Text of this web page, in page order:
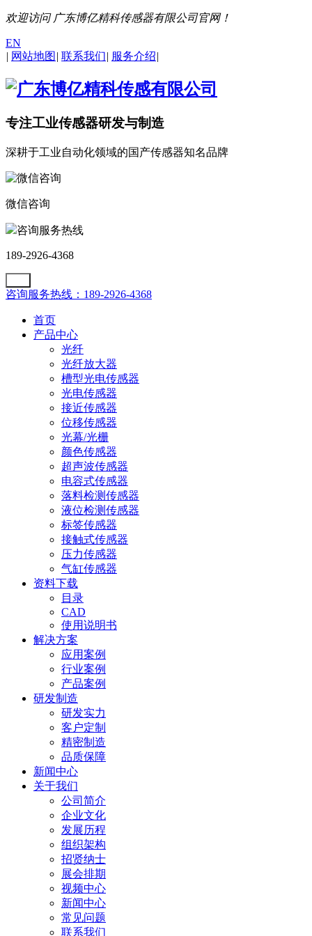
欢迎访问 广东博亿精科传感器有限公司官网！
EN
| 网站地图 | 联系我们| 服务介绍|
专注工业传感器研发与制造
深耕于工业自动化领域的国产传感器知名品牌
微信咨询
咨询服务热线
189-2926-4368
咨询服务热线：189-2926-4368
首页
产品中心
光纤
光纤放大器
槽型光电传感器
光电传感器
接近传感器
位移传感器
光幕/光栅
颜色传感器
超声波传感器
电容式传感器
落料检测传感器
液位检测传感器
标签传感器
接触式传感器
压力传感器
气缸传感器
资料下载
目录
CAD
使用说明书
解决方案
应用案例
行业案例
产品案例
研发制造
研发实力
客户定制
精密制造
品质保障
新闻中心
关于我们
公司简介
企业文化
发展历程
组织架构
招贤纳士
展会排期
视频中心
新闻中心
常见问题
联系我们